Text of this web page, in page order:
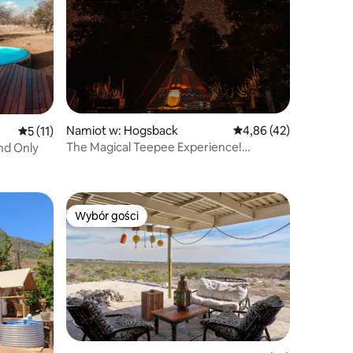
Średnia ocena: 5 na 5, liczba recenzji: 11
5 (11)
Only
Namiot w: Hogsback Średnia ocena: 4,86
4,86 (42)
The Magical Teepee Experience!
Wybór gości
Wybór gości